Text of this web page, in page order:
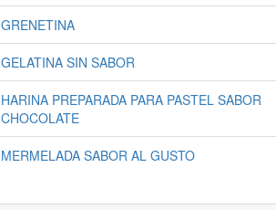
GRENETINA
GELATINA SIN SABOR
HARINA PREPARADA PARA PASTEL SABOR
CHOCOLATE
MERMELADA SABOR AL GUSTO